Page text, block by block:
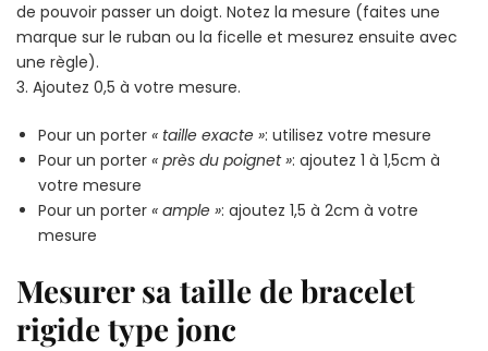
de pouvoir passer un doigt. Notez la mesure (faites une
marque sur le ruban ou la ficelle et mesurez ensuite avec
une règle).
3. Ajoutez 0,5 à votre mesure.
Pour un porter « taille exacte »: utilisez votre mesure
Pour un porter « près du poignet »: ajoutez 1 à 1,5cm à
votre mesure
Pour un porter « ample »: ajoutez 1,5 à 2cm à votre
mesure
Mesurer sa taille de bracelet
rigide type jonc